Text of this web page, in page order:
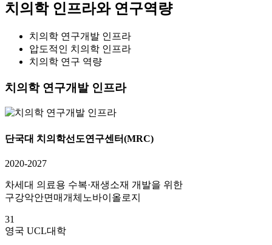
치의학 인프라와 연구역량
치의학 연구개발 인프라
압도적인 치의학 인프라
치의학 연구 역량
치의학 연구개발 인프라
단국대 치의학선도연구센터(MRC)
2020-2027
차세대 의료용 수복·재생소재 개발을 위한
구강악안면매개체노바이올로지
31
영국 UCL대학